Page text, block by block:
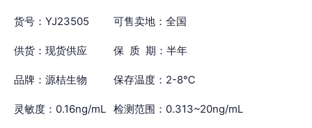
货号：YJ23505 可售卖地：全国
供货：现货供应 保 质 期：半年
品牌：源桔生物 保存温度：2-8℃
灵敏度：0.16ng/mL 检测范围：0.313~20ng/mL